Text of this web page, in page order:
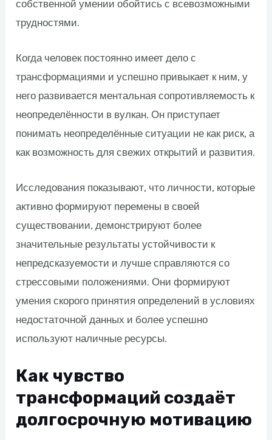
собственной умении обойтись с всевозможными
трудностями.
Когда человек постоянно имеет дело с
трансформациями и успешно привыкает к ним, у
него развивается ментальная сопротивляемость к
неопределённости в вулкан. Он приступает
понимать неопределённые ситуации не как риск, а
как возможность для свежих открытий и развития.
Исследования показывают, что личности, которые
активно формируют перемены в своей
существовании, демонстрируют более
значительные результаты устойчивости к
непредсказуемости и лучше справляются со
стрессовыми положениями. Они формируют
умения скорого принятия определений в условиях
недостаточной данных и более успешно
используют наличные ресурсы.
Как чувство
трансформаций создаёт
долгосрочную мотивацию